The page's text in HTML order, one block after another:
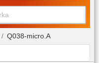
Q038-micro.A